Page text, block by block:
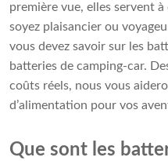
première vue, elles servent
soyez plaisancier ou
vous devez savoir sur les
batteries de camping-car.
coûts réels, nous vous
d’alimentation pour vos
Que sont les